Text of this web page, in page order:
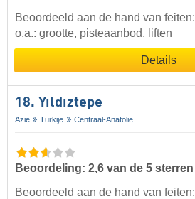
Beoordeeld aan de hand van feiten:
o.a.: grootte, pisteaanbod, liften
Details
18. Yıldıztepe
Azië Turkije Centraal-Anatolië
Beoordeling: 2,6 van de 5 sterren
Beoordeeld aan de hand van feiten: